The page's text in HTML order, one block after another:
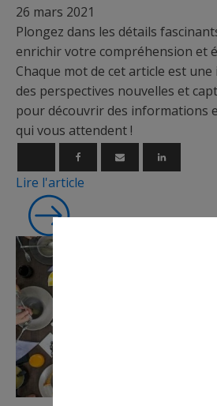
26 mars 2021
Plongez dans les détails
enrichir votre compréhension et
Chaque mot de cet article est
des perspectives nouvelles et
pour découvrir des informations
qui vous attendent !
Lire l'article